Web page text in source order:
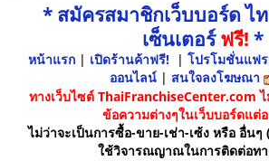
* สมัครสมาชิกเว็บบอร์ด ไ
เซ็นเตอร์ฟรี! *
หน้าแรก | เปิดร้านค้าฟรี! | โปรโมชั่นแฟ
ออนไลน์ | สนใจลงโฆษณา
ทางเว็บไซต์ ThaiFranchiseCenter.com
ข้อความต่างๆในเว็บบอร์ดแต่
ไม่ว่าจะเป็นการซื้อ-ขาย-เช่า-เซ้ง หรือ อื่น
ใช้วิจารณญาณในการติดต่อทา